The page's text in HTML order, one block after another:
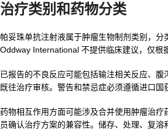
治疗类别和药物分类
帕妥珠单抗注射液属于肿瘤生物制剂类别，
Oddway International 不提供临床建议，仅根
已报告的不良反应可能包括输注相关反应、
既往治疗审核。警告和禁忌症必须遵循进口国
药物相互作用方面可能涉及合并使用肿瘤治
员确认治疗方案的兼容性。储存、处理、复溶